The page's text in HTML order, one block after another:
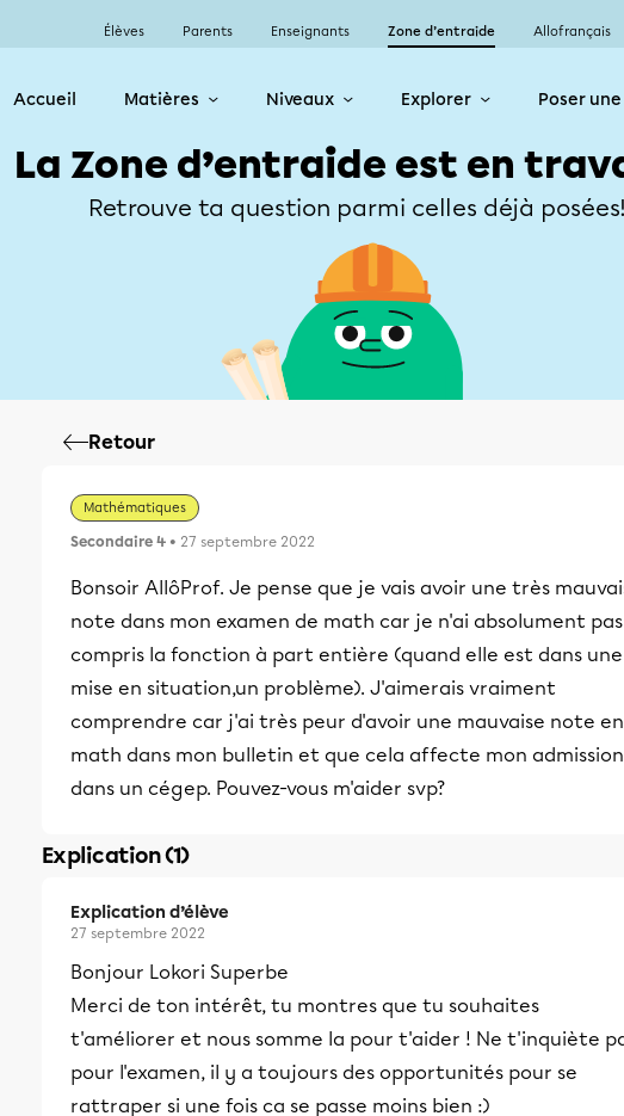
Élèves Parents Enseignants Zone d’entraide Allofrançais
Accueil Matières Niveaux Explorer Poser
La Zone d’entraide est en
Retrouve ta question parmi celles déjà posées!
Retour
Mathématiques
Secondaire 4 • 27 septembre 2022
Bonsoir AllôProf. Je pense que je vais avoir une très
note dans mon examen de math car je n'ai absolument pas
compris la fonction à part entière (quand elle est dans une
mise en situation,un problème). J'aimerais vraiment
comprendre car j'ai très peur d'avoir une mauvaise note en
math dans mon bulletin et que cela affecte mon admission
dans un cégep. Pouvez-vous m'aider svp?
Explication (1)
Explication d’élève
27 septembre 2022
Bonjour Lokori Superbe
Merci de ton intérêt, tu montres que tu souhaites
t'améliorer et nous somme la pour t'aider ! Ne t'inquiète
pour l'examen, il y a toujours des opportunités pour se
rattraper si une fois ca se passe moins bien :)